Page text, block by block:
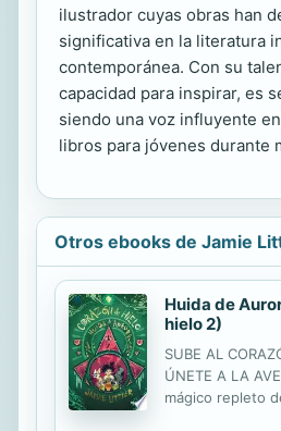
ilustrador cuyas obras han
significativa en la literatura
contemporánea. Con su
capacidad para inspirar, es
siendo una voz influyente
libros para jóvenes durante
Otros ebooks de Jamie
Huida de
hielo 2)
SUBE AL
ÚNETE A LA
mágico repleto